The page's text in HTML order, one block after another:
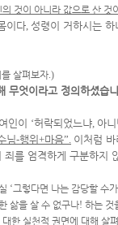
것이 아니라 값으로 산 것
이다, 성령이 거하시는
살펴보자.)
무엇이라고 정의하셨습
인이 ‘허락되었느냐, 아
님-행위 +마음”. 이처럼
를 엄격하게 구분하지
‘그렇다면 나는 감당할 수
삶을 살 수 없구나! 하는 것
대한 실천적 권면에 대해 살